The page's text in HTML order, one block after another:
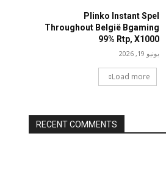
Plinko Instant Spel
Throughout België Bgaming
99% Rtp, X1000
يونيو 19, 2026
Load more
RECENT COMMENTS